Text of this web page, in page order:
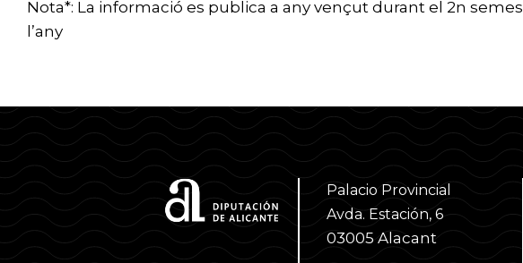
Nota*: La informació es publica a any vençut durant el 2n
l’any
Palacio Provincial
Avda. Estación, 6
03005 Alacant